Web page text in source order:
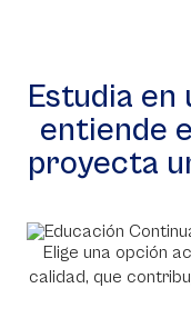
Estudia en
entiende
proyecta
Elige una opción
calidad, que